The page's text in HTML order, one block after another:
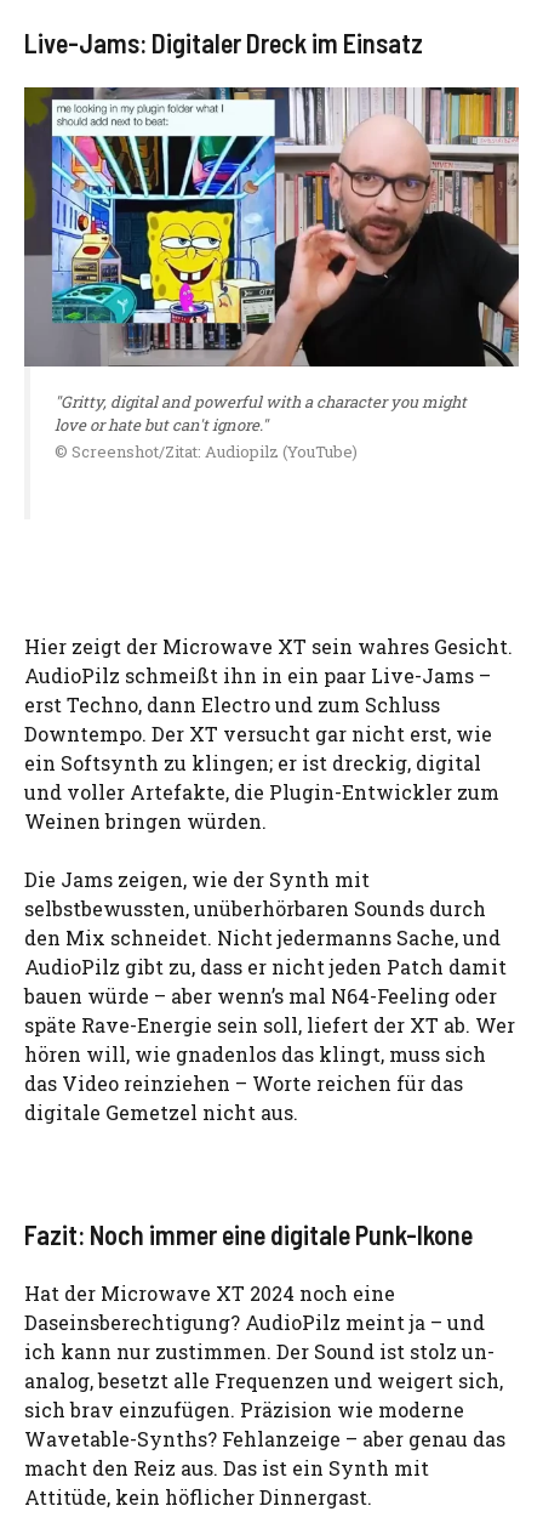
Live-Jams: Digitaler Dreck im Einsatz
"Gritty, digital and powerful with a character you might
love or hate but can't ignore."
© Screenshot/Zitat: Audiopilz (YouTube)
Hier zeigt der Microwave XT sein wahres Gesicht.
AudioPilz schmeißt ihn in ein paar Live-Jams –
erst Techno, dann Electro und zum Schluss
Downtempo. Der XT versucht gar nicht erst, wie
ein Softsynth zu klingen; er ist dreckig, digital
und voller Artefakte, die Plugin-Entwickler zum
Weinen bringen würden.
Die Jams zeigen, wie der Synth mit
selbstbewussten, unüberhörbaren Sounds durch
den Mix schneidet. Nicht jedermanns Sache, und
AudioPilz gibt zu, dass er nicht jeden Patch damit
bauen würde – aber wenn’s mal N64-Feeling oder
späte Rave-Energie sein soll, liefert der XT ab. Wer
hören will, wie gnadenlos das klingt, muss sich
das Video reinziehen – Worte reichen für das
digitale Gemetzel nicht aus.
Fazit: Noch immer eine digitale Punk-Ikone
Hat der Microwave XT 2024 noch eine
Daseinsberechtigung? AudioPilz meint ja – und
ich kann nur zustimmen. Der Sound ist stolz un-
analog, besetzt alle Frequenzen und weigert sich,
sich brav einzufügen. Präzision wie moderne
Wavetable-Synths? Fehlanzeige – aber genau das
macht den Reiz aus. Das ist ein Synth mit
Attitüde, kein höflicher Dinnergast.